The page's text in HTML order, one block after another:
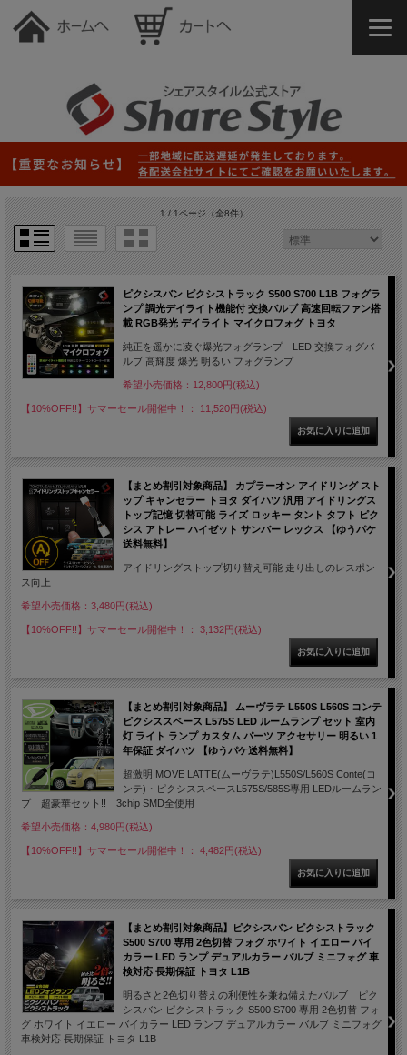
1 / 1ページ（全8件）
ピクシスバン ピクシストラック S500 S700 L1B フォグラ
ンプ 調光デイライト機能付 交換バルブ 高速回転ファン搭
載 RGB発光 デイライト マイクロフォグ トヨタ
純正を遥かに凌ぐ爆光フォグランプ LED 交換フォグバ
ルブ 高輝度 爆光 明るい フォグランプ
希望小売価格：12,800円(税込)
【10%OFF!!】サマーセール開催中！： 11,520円(税込)
【まとめ割引対象商品】 カプラーオン アイドリング スト
ップ キャンセラー トヨタ ダイハツ 汎用 アイドリングス
トップ記憶 切替可能 ライズ ロッキー タント タフト ピク
シス アトレー ハイゼット サンバー レックス 【ゆうパケ
送料無料】
アイドリングストップ切り替え可能 走り出しのレスポン
ス向上
希望小売価格：3,480円(税込)
【10%OFF!!】サマーセール開催中！： 3,132円(税込)
【まとめ割引対象商品】 ムーヴラテ L550S L560S コンテ
ピクシススペース L575S LED ルームランプ セット 室内
灯 ライト ランプ カスタム パーツ アクセサリー 明るい 1
年保証 ダイハツ 【ゆうパケ送料無料】
超激明 MOVE LATTE(ムーヴラテ)L550S/L560S Conte(コ
ンテ)・ピクシススペースL575S/585S専用 LEDルームラン
プ 超豪華セット!! 3chip SMD全使用
希望小売価格：4,980円(税込)
【10%OFF!!】サマーセール開催中！： 4,482円(税込)
【まとめ割引対象商品】ピクシスバン ピクシストラック
S500 S700 専用 2色切替 フォグ ホワイト イエロー バイ
カラー LED ランプ デュアルカラー バルブ ミニフォグ 車
検対応 長期保証 トヨタ L1B
明るさと2色切り替えの利便性を兼ね備えたバルブ ピク
シスバン ピクシストラック S500 S700 専用 2色切替 フォ
グ ホワイト イエロー バイカラー LED ランプ デュアルカラー バルブ ミニフォグ
車検対応 長期保証 トヨタ L1B